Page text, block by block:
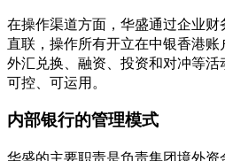
在操作渠道方面，华盛通过企业
直联，操作所有开立在中银香港
外汇兑换、融资、投资和对冲等活
可控、可运用。
内部银行的管理模式